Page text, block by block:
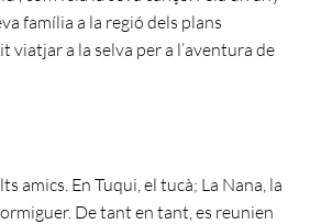
família a la regió dels plans
viatjar a la selva per a l’aventura de
amics. En Tuqui, el tucà; La Nana, la
De tant en tant, es reunien